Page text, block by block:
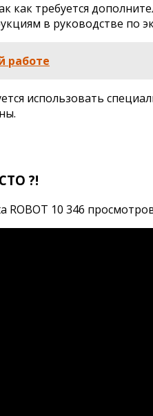
требуется
в руководстве по
работе
использовать
?!
10 346